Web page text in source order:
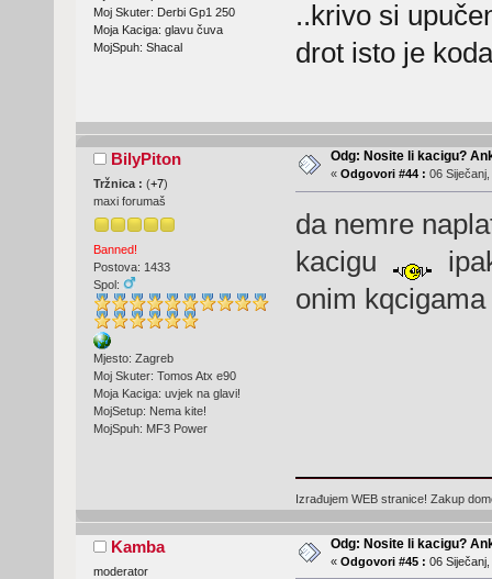
Moj Skuter: Derbi Gp1 250
Moja Kaciga: glavu čuva
MojSpuh: Shacal
..krivo si
drot isto je
BilyPiton
Tržnica : (+7)
maxi forumaš
Banned!
Postova: 1433
Spol:
Mjesto: Zagreb
Moj Skuter: Tomos Atx e90
Moja Kaciga: uvjek na glavi!
MojSetup: Nema kite!
MojSpuh: MF3 Power
Odg: Nosite li kacigu?
« Odgovori #44 : 06
da nemre
kacigu
onim
Izrađujem WEB stranice! Zakup
Kamba
moderator
Odg: Nosite li kacigu?
« Odgovori #45 : 06